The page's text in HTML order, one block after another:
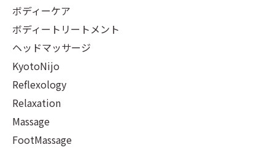
ボディーケア
ボディートリートメント
ヘッドマッサージ
KyotoNijo
Reflexology
Relaxation
Massage
FootMassage